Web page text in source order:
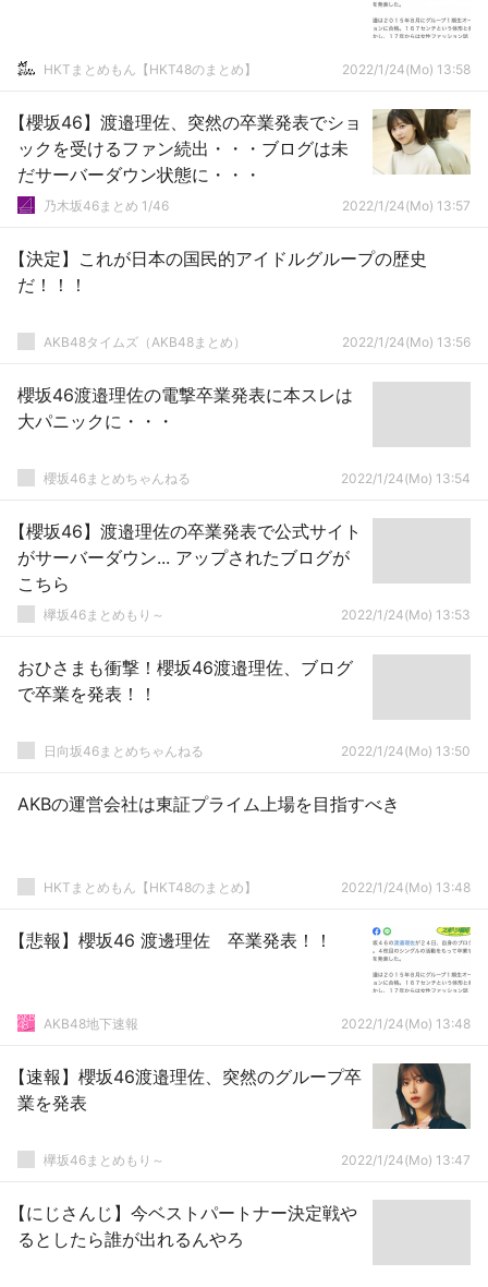
HKTまとめもん【HKT48のまとめ】 2022/1/24(Mo) 13:58
【櫻坂46】渡邉理佐、突然の卒業発表でショ
ックを受けるファン続出・・・ブログは未
だサーバーダウン状態に・・・
乃木坂46まとめ 1/46 2022/1/24(Mo) 13:57
【決定】これが日本の国民的アイドルグループの歴史
だ！！！
AKB48タイムズ（AKB48まとめ） 2022/1/24(Mo) 13:56
櫻坂46渡邉理佐の電撃卒業発表に本スレは
大パニックに・・・
櫻坂46まとめちゃんねる 2022/1/24(Mo) 13:54
【櫻坂46】渡邉理佐の卒業発表で公式サイト
がサーバーダウン... アップされたブログが
こちら
欅坂46まとめもり～ 2022/1/24(Mo) 13:53
おひさまも衝撃！櫻坂46渡邉理佐、ブログ
で卒業を発表！！
日向坂46まとめちゃんねる 2022/1/24(Mo) 13:50
AKBの運営会社は東証プライム上場を目指すべき
HKTまとめもん【HKT48のまとめ】 2022/1/24(Mo) 13:48
【悲報】櫻坂46 渡邊理佐 卒業発表！！
AKB48地下速報 2022/1/24(Mo) 13:48
【速報】櫻坂46渡邉理佐、突然のグループ卒
業を発表
欅坂46まとめもり～ 2022/1/24(Mo) 13:47
【にじさんじ】今ベストパートナー決定戦や
るとしたら誰が出れるんやろ